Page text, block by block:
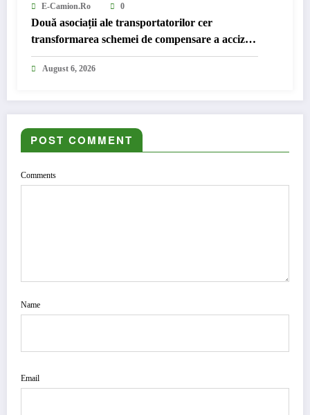
E-Camion.ro 0
Două asociații ale transportatorilor cer
transformarea schemei de compensare a accizei
în mecanism permanent
August 6, 2026
POST COMMENT
Comments
Name
Email